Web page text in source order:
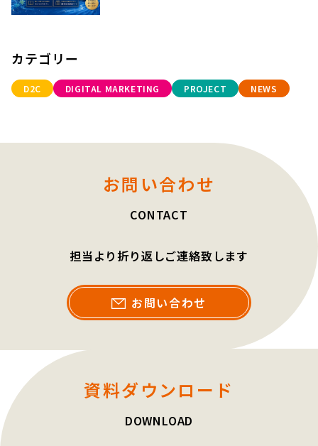
カテゴリー
D2C DIGITAL MARKETING PROJECT NEWS
お問い合わせ
CONTACT
担当より折り返しご連絡致します
お問い合わせ
資料ダウンロード
DOWNLOAD